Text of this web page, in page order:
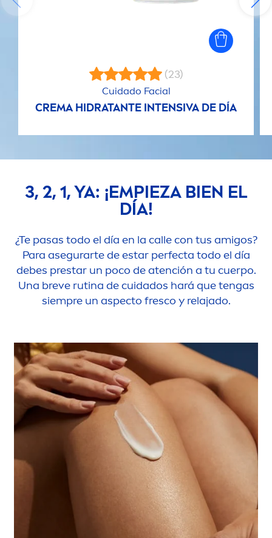
(23)
Cuidado Facial
CREMA HIDRATANTE INTENSIVA DE DÍA
3, 2, 1, YA: ¡EMPIEZA BIEN EL
DÍA!
¿Te pasas todo el día en la calle con tus amigos?
Para asegurarte de estar perfecta todo el día
debes prestar un poco de atención a tu cuerpo.
Una breve rutina de cuidados hará que tengas
siempre un aspecto fresco y relajado.